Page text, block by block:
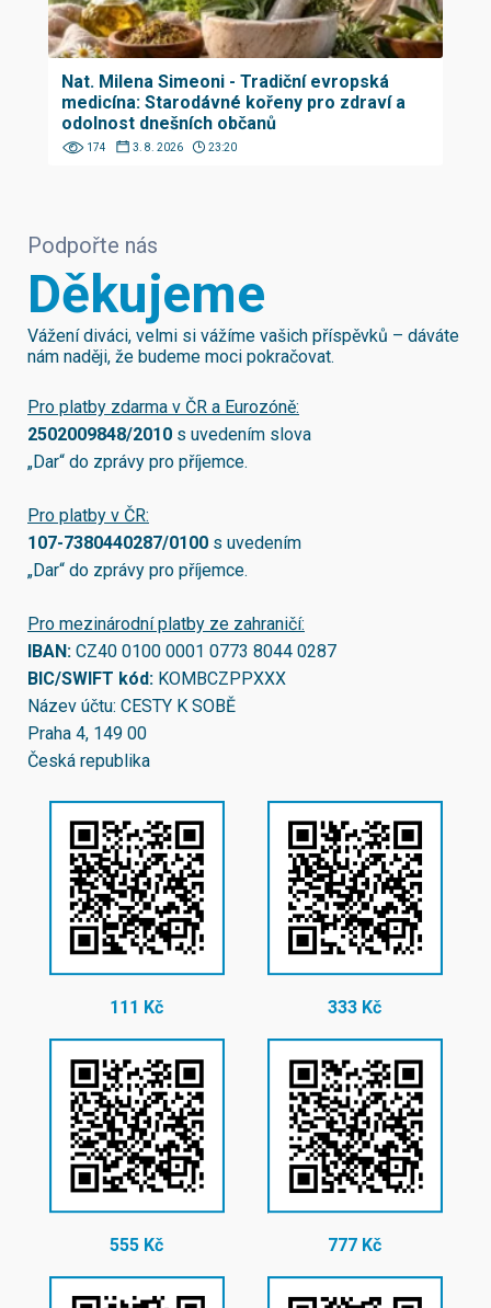
Nat. Milena Simeoni - Tradiční evropská
medicína: Starodávné kořeny pro zdraví a
odolnost dnešních občanů
174 3. 8. 2026 23:20
Podpořte nás
Děkujeme
Vážení diváci, velmi si vážíme vašich příspěvků – dáváte
nám naději, že budeme moci pokračovat.
Pro platby zdarma v ČR a Eurozóně:
2502009848/2010 s uvedením slova
„Dar“ do zprávy pro příjemce.
Pro platby v ČR:
107-7380440287/0100 s uvedením
„Dar“ do zprávy pro příjemce.
Pro mezinárodní platby ze zahraničí:
IBAN: CZ40 0100 0001 0773 8044 0287
BIC/SWIFT kód: KOMBCZPPXXX
Název účtu: CESTY K SOBĚ
Praha 4, 149 00
Česká republika
111 Kč 333 Kč
555 Kč 777 Kč